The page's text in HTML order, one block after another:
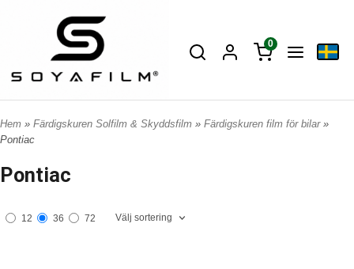
0
Hem » Färdigskuren Solfilm & Skyddsfilm » Färdigskuren film för bilar »
Pontiac
Pontiac
12 36 72 Välj sortering